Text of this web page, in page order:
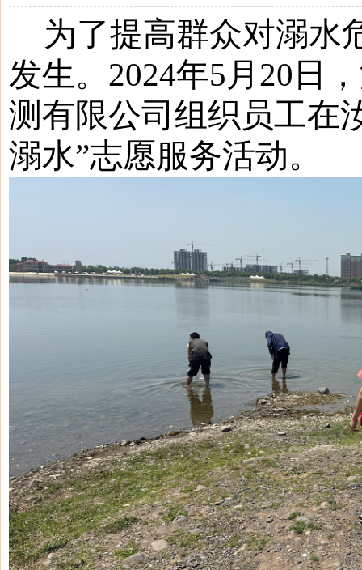
为了提高群众对溺水
发生。 2024年5月20日
测有限公司组织员工在
溺水”志愿服务活动。